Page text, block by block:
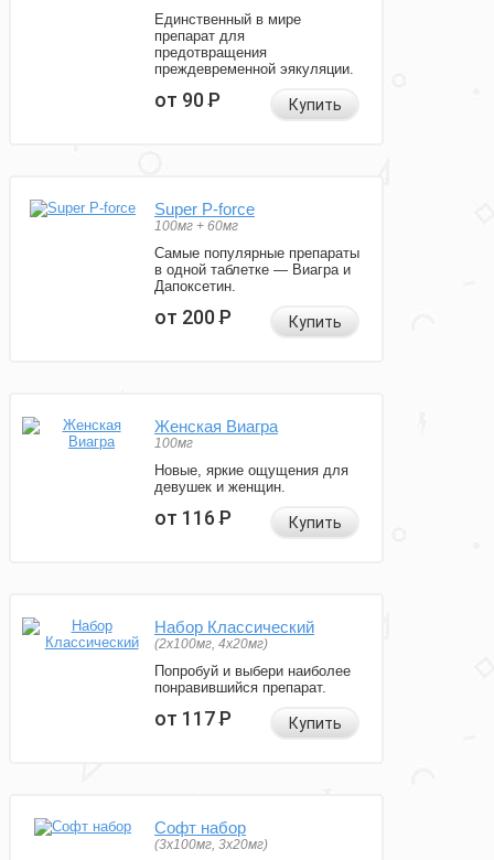
Единственный в мире
препарат для
предотвращения
преждевременной эякуляции.
от 90Р Купить
Super P-force
100мг + 60мг
Самые популярные препараты
в одной таблетке — Виагра и
Дапоксетин.
от 200Р Купить
Женская Виагра
100мг
Новые, яркие ощущения для
девушек и женщин.
от 116Р Купить
Набор Классический
(2x100мг, 4x20мг)
Попробуй и выбери наиболее
понравившийся препарат.
от 117Р Купить
Софт набор
(3x100мг, 3x20мг)